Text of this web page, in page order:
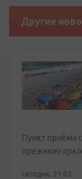
Другие
Пункт приёма
прежнюю
сегодня, 21:03